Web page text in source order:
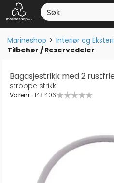
Marineshop>Interiør og
Tilbehør / Reservedeler
Bagasjestrikk med 2
stroppe strikk
Varenr.: 148406